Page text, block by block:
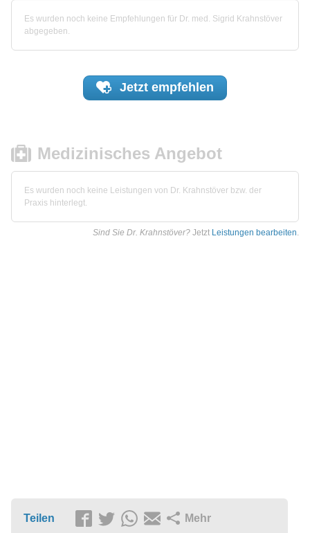
Es wurden noch keine Empfehlungen für Dr. med. Sigrid Krahnstöver
abgegeben.
Jetzt empfehlen
Medizinisches Angebot
Es wurden noch keine Leistungen von Dr. Krahnstöver bzw. der
Praxis hinterlegt.
Sind Sie Dr. Krahnstöver? Jetzt Leistungen bearbeiten.
Teilen Mehr